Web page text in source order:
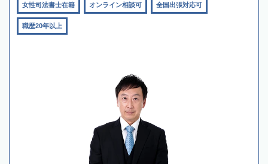
女性司法書士在籍 オンライン相談可 全国出張対応可
職歴20年以上